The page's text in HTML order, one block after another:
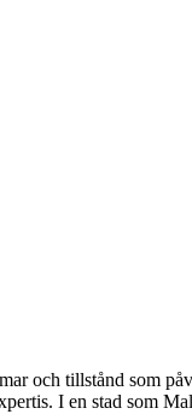
och tillstånd som
I en stad som